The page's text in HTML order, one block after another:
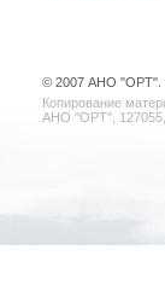
© 2007 АНО "ОРТ".
Копирование
АНО "ОРТ", 127055,